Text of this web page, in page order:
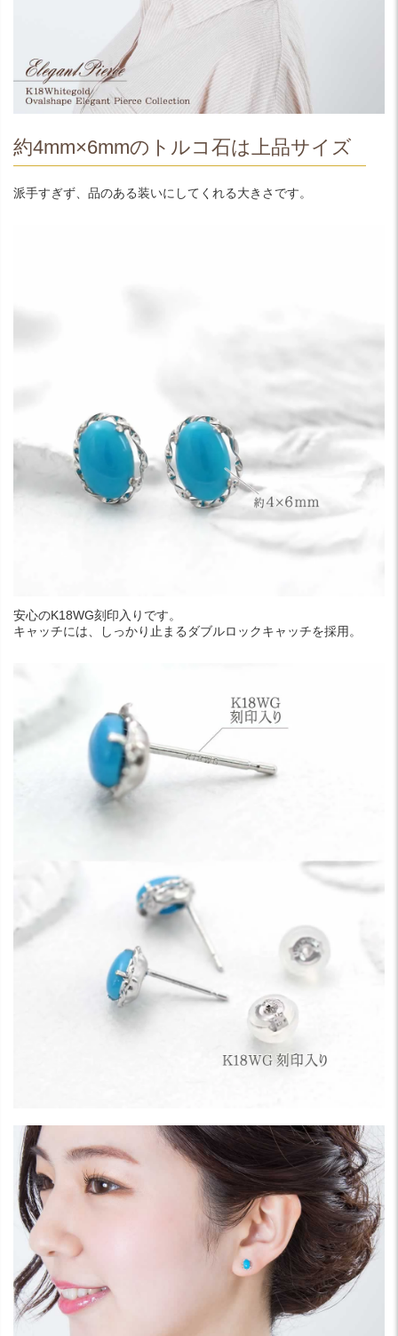
約4mm×6mmのトルコ石は上品サイズ
派手すぎず、品のある装いにしてくれる大きさです。
安心のK18WG刻印入りです。
キャッチには、しっかり止まるダブルロックキャッチを採用。